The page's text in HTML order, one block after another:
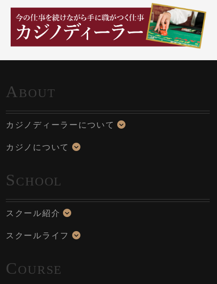
A BOUT
カジノディーラーについて
カジノについて
SCHOOL
スクール紹介
スクールライフ
COURSE